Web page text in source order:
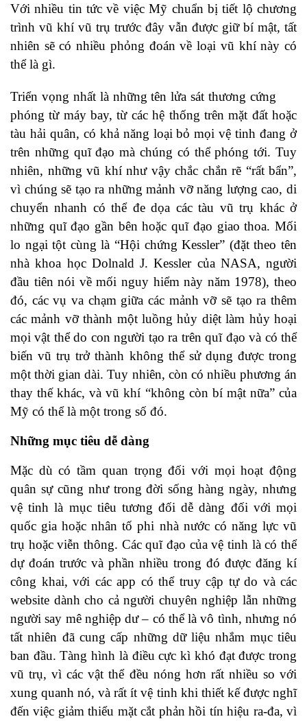
Với nhiều tin tức về việc Mỹ chuẩn bị tiết lộ chương
trình vũ khí vũ trụ trước đây vẫn được giữ bí mật, tất
nhiên sẽ có nhiều phỏng đoán về loại vũ khí này có
thể là gì.
Triển vọng nhất là những tên lửa sát thương cứng
phóng từ máy bay, từ các hệ thống trên mặt đất hoặc
tàu hải quân, có khả năng loại bỏ mọi vệ tinh đang ở
trên những quĩ đạo mà chúng có thể phóng tới. Tuy
nhiên, những vũ khí như vậy chắc chắn rẽ “rất bẩn”,
vì chúng sẽ tạo ra những mảnh vỡ năng lượng cao, di
chuyển nhanh có thể đe dọa các tàu vũ trụ khác ở
những quĩ đạo gần bên hoặc quĩ đạo giao thoa. Mối
lo ngại tột cùng là “Hội chứng Kessler” (đặt theo tên
nhà khoa học Dolnald J. Kessler của NASA, người
đầu tiên nói về mối nguy hiểm này năm 1978), theo
đó, các vụ va chạm giữa các mảnh vỡ sẽ tạo ra thêm
các mảnh vỡ thành một luồng hủy diệt làm hủy hoại
mọi vật thể do con người tạo ra trên quĩ đạo và có thể
biến vũ trụ trở thành không thể sử dụng được trong
một thời gian dài. Tuy nhiên, còn có nhiều phương án
thay thế khác, và vũ khí “không còn bí mật nữa” của
Mỹ có thể là một trong số đó.
Những mục tiêu dễ dàng
Mặc dù có tầm quan trọng đối với mọi hoạt động
quân sự cũng như trong đời sống hàng ngày, nhưng
vệ tinh là mục tiêu tương đối dễ dàng đối với mọi
quốc gia hoặc nhân tố phi nhà nước có năng lực vũ
trụ hoặc viễn thông. Các quĩ đạo của vệ tinh là có thể
dự đoán trước và phần nhiều trong đó được đăng kí
công khai, với các app có thể truy cập tự do và các
website dành cho cả người chuyên nghiệp lẫn những
người say mê nghiệp dư – có thể là vô tình, nhưng nó
tất nhiên đã cung cấp những dữ liệu nhắm mục tiêu
ban đầu. Tàng hình là điều cực kì khó đạt được trong
vũ trụ, vì các vật thể đều nóng hơn rất nhiều so với
xung quanh nó, và rất ít vệ tinh khi thiết kế được nghĩ
đến việc giảm thiểu mặt cắt phản hồi tín hiệu ra-đa, vì